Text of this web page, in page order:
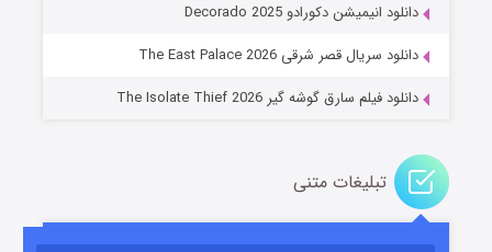
قسمت۲ (زیرنویس) منتشر شد
دانلود انیمیشن دکورادو Decorado 2025
دانلود سریال قصر شرقی The East Palace 2026
دانلود فیلم سارق گوشه گیر The Isolate Thief 2026
تبلیغات متنی